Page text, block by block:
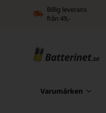
Billig leverans
från 49,-
Varumärken